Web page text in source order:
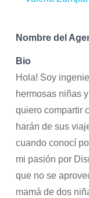
Nombre del
Bio
Hola! Soy
hermosas niñas
quiero compartir
harán de sus
cuando conocí
mi pasión por
que no se
mamá de dos